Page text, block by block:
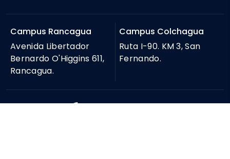
Campus Rancagua
Avenida Libertador
Bernardo O'Higgins 611,
Rancagua.
Campus Colchagua
Ruta I-90. KM 3, San
Fernando.